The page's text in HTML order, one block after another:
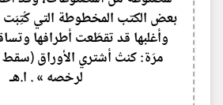
بعض الكتب المخطوطة التي كُتِبَت
وأغلبها قد تقطّعت أطرافها
مرّة: كنتُ أشتري الأوراق (سقط
لرخصه » . ا.هـ